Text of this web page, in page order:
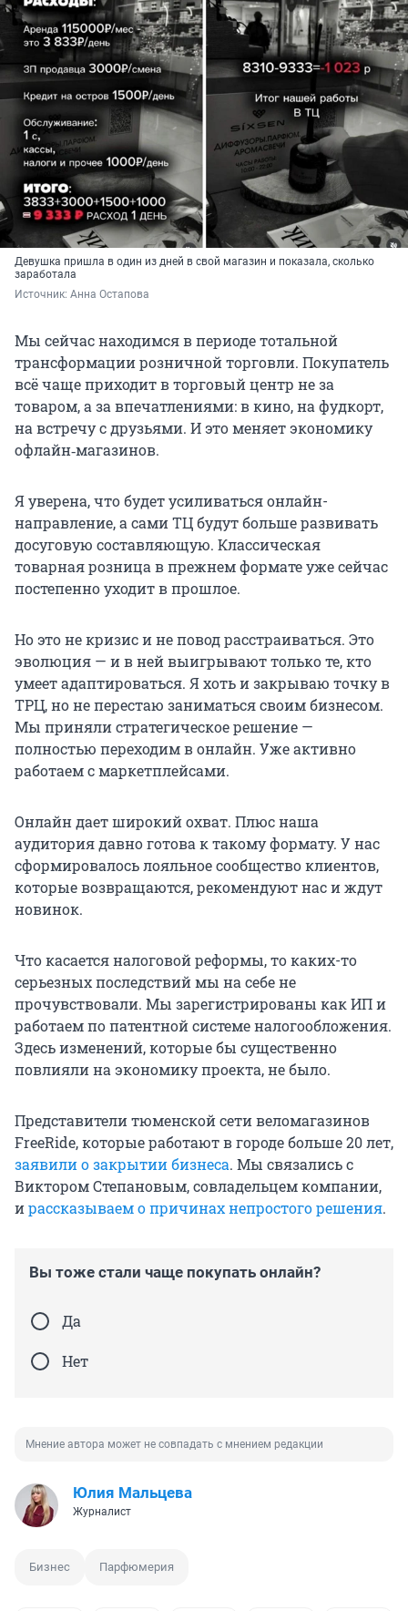
Девушка пришла в один из дней в свой магазин и показала, сколько
заработала
Источник: Анна Остапова
Мы сейчас находимся в периоде тотальной
трансформации розничной торговли. Покупатель
всё чаще приходит в торговый центр не за
товаром, а за впечатлениями: в кино, на фудкорт,
на встречу с друзьями. И это меняет экономику
офлайн‑магазинов.
Я уверена, что будет усиливаться онлайн-
направление, а сами ТЦ будут больше развивать
досуговую составляющую. Классическая
товарная розница в прежнем формате уже сейчас
постепенно уходит в прошлое.
Но это не кризис и не повод расстраиваться. Это
эволюция — и в ней выигрывают только те, кто
умеет адаптироваться. Я хоть и закрываю точку в
ТРЦ, но не перестаю заниматься своим бизнесом.
Мы приняли стратегическое решение —
полностью переходим в онлайн. Уже активно
работаем с маркетплейсами.
Онлайн дает широкий охват. Плюс наша
аудитория давно готова к такому формату. У нас
сформировалось лояльное сообщество клиентов,
которые возвращаются, рекомендуют нас и ждут
новинок.
Что касается налоговой реформы, то каких-то
серьезных последствий мы на себе не
прочувствовали. Мы зарегистрированы как ИП и
работаем по патентной системе налогообложения.
Здесь изменений, которые бы существенно
повлияли на экономику проекта, не было.
Представители тюменской сети веломагазинов
FreeRide, которые работают в городе больше 20 лет,
заявили о закрытии бизнеса. Мы связались с
Виктором Степановым, совладельцем компании,
ирассказываем о причинах непростого решения.
Вы тоже стали чаще покупать онлайн?
Да
Нет
Мнение автора может не совпадать с мнением редакции
Юлия Мальцева
Журналист
Бизнес Парфюмерия